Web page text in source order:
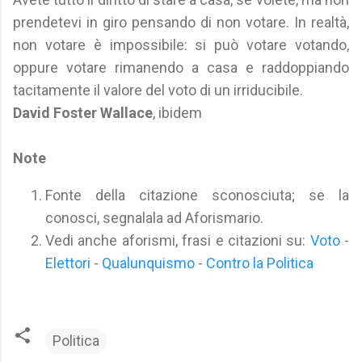
prendetevi in giro pensando di non votare. In realtà,
non votare è impossibile: si può votare votando,
oppure votare rimanendo a casa e raddoppiando
tacitamente il valore del voto di un irriducibile.
David Foster Wallace, ibidem
Note
Fonte della citazione sconosciuta; se la
conosci, segnalala ad Aforismario.
Vedi anche aforismi, frasi e citazioni su: Voto-
Elettori - Qualunquismo - Contro la Politica
Politica